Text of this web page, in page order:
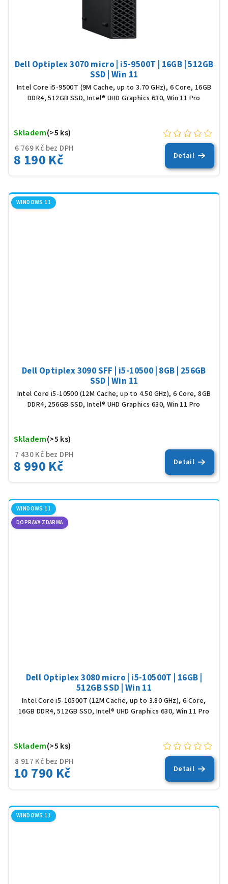
Dell Optiplex 3070 micro | i5-9500T | 16GB | 512GB
SSD | Win 11
Intel Core i5-9500T (9M Cache, up to 3.70 GHz), 6 Core, 16GB
DDR4, 512GB SSD, Intel® UHD Graphics 630, Win 11 Pro
6 769 Kč bez DPH
8 190 Kč
Skladem(>5 ks)
Detail
WINDOWS 11
Dell Optiplex 3090 SFF | i5-10500 | 8GB | 256GB
SSD | Win 11
Intel Core i5-10500 (12M Cache, up to 4.50 GHz), 6 Core, 8GB
DDR4, 256GB SSD, Intel® UHD Graphics 630, Win 11 Pro
7 430 Kč bez DPH
8 990 Kč
Skladem(>5 ks)
je
5,0
Detail
WINDOWS 11
DOPRAVA ZDARMA
Dell Optiplex 3080 micro | i5-10500T | 16GB |
512GB SSD | Win 11
Intel Core i5-10500T (12M Cache, up to 3.80 GHz), 6 Core,
16GB DDR4, 512GB SSD, Intel® UHD Graphics 630, Win 11 Pro
8 917 Kč bez DPH
10 790 Kč
Skladem(>5 ks)
Detail
WINDOWS 11